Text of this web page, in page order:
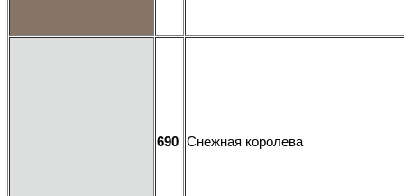
690 Снежная королева